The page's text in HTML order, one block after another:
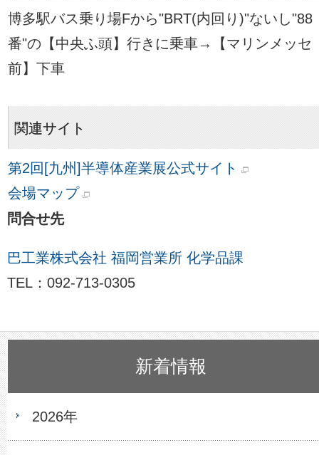
博多駅バス乗り場Fから"BRT(内回り)"ないし"88
番"の【中央ふ頭】行きに乗車→【マリンメッセ
前】下車
関連サイト
第2回[九州]半導体産業展公式サイト
会場マップ
問合せ先
巴工業株式会社 福岡営業所 化学品課
TEL：092-713-0305
新着情報
2026年